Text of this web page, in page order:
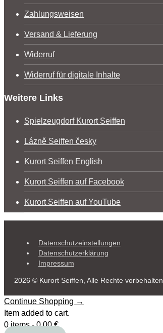
Zahlungsweisen
Versand & Lieferung
Widerruf
Widerruf für digitale Inhalte
Weitere Links
Spielzeugdorf Kurort Seiffen
Lázně Seiffen česky
Kurort Seiffen English
Kurort Seiffen auf Facebook
Kurort Seiffen auf YouTube
Datenschutzeinstellungen
Datenschutzerklärung
Impressum
2026 © Kurort Seiffen, Alle Rechte vorbehalten
Continue Shopping →
Item added to cart.
0 items -0,00€